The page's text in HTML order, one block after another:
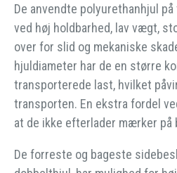
De anvendte polyurethanhjul
ved høj holdbarhed, lav vægt,
over for slid og mekaniske
hjuldiameter har de en større
transporterede last, hvilket
transporten. En ekstra fordel
at de ikke efterlader mærker på
De forreste og bageste